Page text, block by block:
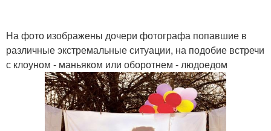
На фото изображены дочери фотографа попавшие в
различные экстремальные ситуации, на подобие встречи
с клоуном - маньяком или оборотнем - людоедом